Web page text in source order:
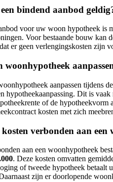
bindend aanbod
voor uw woon hypotheek is
Voor bestaande bouw kan
er geen verlengingskosten zijn
aanpassen tijdens
hypotheekaanpassing. Dit is
of de hypotheekvorm
kosten met zich
verbonden aan een
aan een woonhypotheek
. Deze kosten omvatten
of tweede hypotheek betaalt
zijn er doorlopende